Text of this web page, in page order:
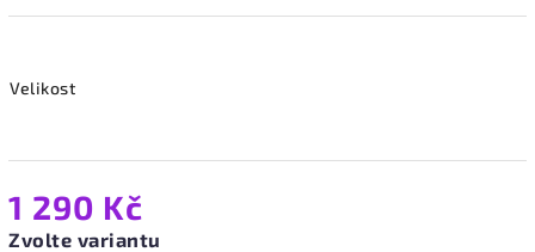
Velikost
1 290 Kč
Zvolte variantu